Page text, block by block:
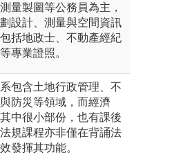
量製圖等公務員為主，
設計、測量與空間資訊
括地政士、不動產經紀
專業證照。
包含土地行政管理、不
防災等領域，而經濟
中很小部份，也有課後
規課程亦非僅在背誦法
發揮其功能。